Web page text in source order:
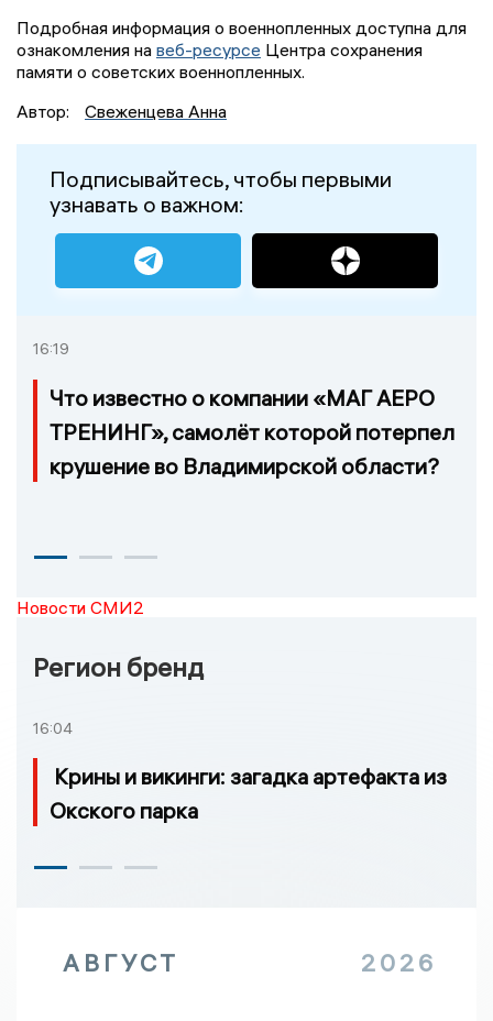
Подробная информация о военнопленных доступна для
ознакомления на веб-ресурсе Центра сохранения
памяти о советских военнопленных.
Автор:
Свеженцева Анна
Подписывайтесь, чтобы первыми
узнавать о важном:
16:19
Что известно о компании «МАГ АЕРО
ТРЕНИНГ», самолёт которой потерпел
крушение во Владимирской области?
Новости СМИ2
Регион бренд
16:04
Крины и викинги: загадка артефакта из
Окского парка
АВГУСТ 2026